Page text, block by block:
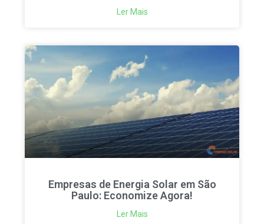
Ler Mais
Empresas de Energia Solar em São
Paulo: Economize Agora!
Ler Mais